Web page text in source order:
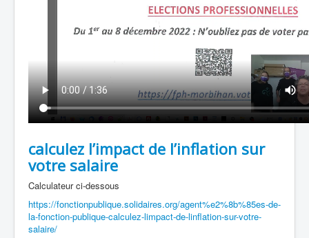
calculez l’impact de l’inflation sur
votre salaire
Calculateur ci-dessous
https://fonctionpublique.solidaires.org/agent%e2%8b%85es-de-
la-fonction-publique-calculez-limpact-de-linflation-sur-votre-
salaire/